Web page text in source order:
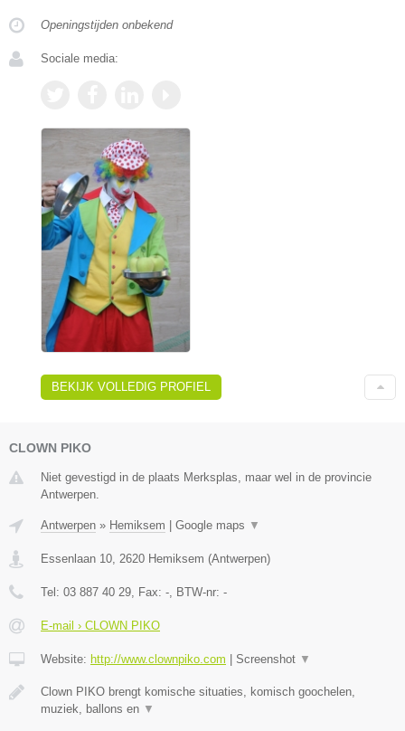
Openingstijden onbekend
Sociale media:
BEKIJK VOLLEDIG PROFIEL
CLOWN PIKO
Niet gevestigd in de plaats Merksplas, maar wel in de provincie
Antwerpen.
Antwerpen » Hemiksem Google maps ▼
Essenlaan 10 2620 Hemiksem (Antwerpen)
Tel: 03 887 40 29 , Fax: - , BTW-nr: -
E-mail › CLOWN PIKO
Website: http://www.clownpiko.com Screenshot ▼
Clown PIKO brengt komische situaties, komisch goochelen,
muziek, ballons en ▼